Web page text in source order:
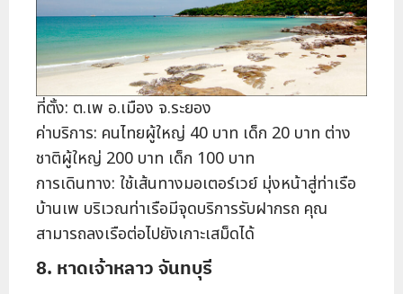
ที่ตั้ง: ต.เพ อ.เมือง จ.ระยอง
ค่าบริการ: คนไทยผู้ใหญ่ 40 บาท เด็ก 20 บาท ต่าง
ชาติผู้ใหญ่ 200 บาท เด็ก 100 บาท
การเดินทาง: ใช้เส้นทางมอเตอร์เวย์ มุ่งหน้าสู่ท่าเรือ
บ้านเพ บริเวณท่าเรือมีจุดบริการรับฝากรถ คุณ
สามารถลงเรือต่อไปยังเกาะเสม็ดได้
8. หาดเจ้าหลาว จันทบุรี